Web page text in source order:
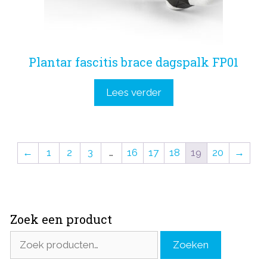
Plantar fascitis brace dagspalk FP01
Lees verder
← 1 2 3 … 16 17 18 19 20 →
Zoek een product
naar:
Zoeken